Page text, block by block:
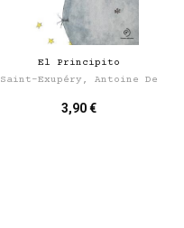
El Principito
Saint-Exupéry, Antoine De
3,90 €